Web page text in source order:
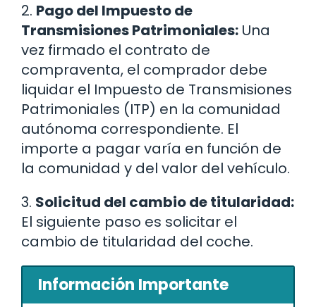
2. Pago del Impuesto de
Transmisiones Patrimoniales: Una
vez firmado el contrato de
compraventa, el comprador debe
liquidar el Impuesto de Transmisiones
Patrimoniales (ITP) en la comunidad
autónoma correspondiente. El
importe a pagar varía en función de
la comunidad y del valor del vehículo.
3. Solicitud del cambio de titularidad:
El siguiente paso es solicitar el
cambio de titularidad del coche.
Información Importante